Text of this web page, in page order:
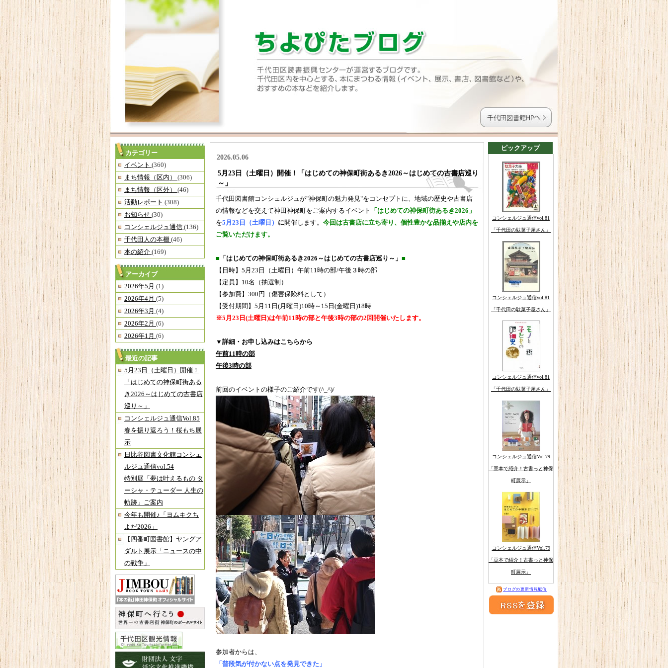
カテゴリー
イベント (360)
まち情報（区内） (306)
まち情報（区外） (46)
活動レポート (308)
お知らせ (30)
コンシェルジュ通信 (136)
千代田人の本棚 (46)
本の紹介 (169)
アーカイブ
2026年5月 (1)
2026年4月 (5)
2026年3月 (4)
2026年2月 (6)
2026年1月 (6)
最近の記事
5月23日（土曜日）開催！
「はじめての神保町街ある
き2026～はじめての古書店
巡り～」
コンシェルジュ通信Vol.85
春を振り返ろう！桜もち展
示
日比谷図書文化館コンシェ
ルジュ通信vol.54
特別展「夢は叶えるもの タ
ーシャ・テューダー 人生の
軌跡」ご案内
今年も開催♪「ヨムキクち
よだ2026」
【四番町図書館】ヤングア
ダルト展示「ニュースの中
の戦争」
2026.05.06
5月23日（土曜日）開催！「はじめての神保町街あるき2026～はじめての古書店巡り
～」
千代田図書館コンシェルジュが"神保町の魅力発見"をコンセプトに、地域の歴史や古書店
の情報などを交えて神田神保町をご案内するイベント
「はじめての神保町街あるき2026」
を5 月23日（土曜日） に開催します。 今回は古書店に立ち寄り、個性豊かな品揃えや店内を
ご覧いただけます。
■ 「はじめての神保町街あるき2026～はじめての古書店巡り～」 ■
【日時】5月23日（土曜日）午前11時の部/午後３時の部
【定員】10名（抽選制）
【参加費】300円（傷害保険料として）
【受付期間】5月11日(月曜日)10時～15日(金曜日)18時
※5月23日(土曜日)は午前11時の部と午後3時の部の2回開催いたします。
▼ 詳細・お申し込みはこちらから
午前11時の部
午後3時の部
前回のイベントの様子のご紹介です(^_^)/
参加者からは、
「普段気が付かない点を発見できた」
ピックアップ
コンシェルジュ通信vol.81
「千代田の駄菓子屋さん」
コンシェルジュ通信vol.81
「千代田の駄菓子屋さん」
コンシェルジュ通信vol.81
「千代田の駄菓子屋さん」
コンシェルジュ通信Vol.79
「豆本で紹介！古書っと神保
町展示」
コンシェルジュ通信Vol.79
「豆本で紹介！古書っと神保
町展示」
ブログの更新情報配信